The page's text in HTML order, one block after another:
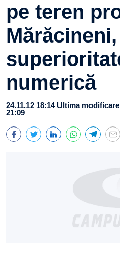
pe teren
numerică
24.11.12 18:14 Ultima modificare
21:09